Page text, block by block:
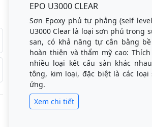
EPO U3000 CLEAR
Sơn Epoxy phủ tự phẳng (self
U3000 Clear là loại sơn phủ trong
san, có khả năng tự cân bằng
hoàn thiện và thẩm mỹ cao:
nhiều loại kết cấu sàn khác
tông, kim loại, đặc biệt là các loại
ứng.
Xem chi tiết